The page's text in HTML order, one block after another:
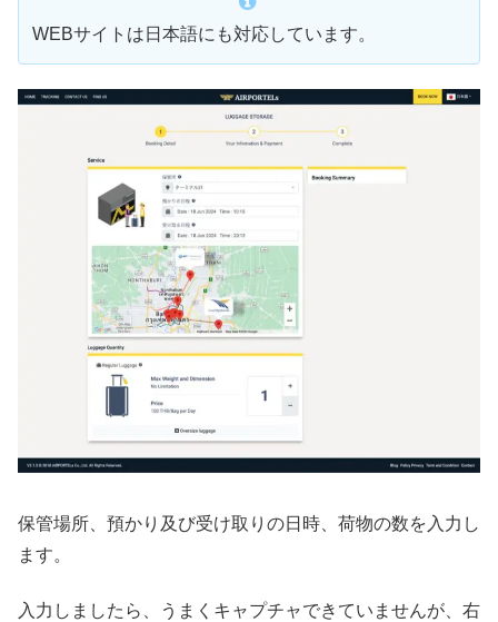
WEBサイトは日本語にも対応しています。
保管場所、預かり及び受け取りの日時、荷物の数を入力し
ます。
入力しましたら、うまくキャプチャできていませんが、右